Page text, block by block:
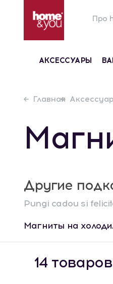
Про
АКСЕССУАРЫ
Главная
Другие
Pungi cadou si
Магниты на
14 товаров